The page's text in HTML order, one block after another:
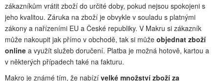
zákazníkům vrátit zboží do určité doby, pokud nejsou spokojeni s
jeho kvalitou. Záruka na zboží je obvykle v souladu s platnými
zákony a nařízeními EU a České republiky. V Makru si zákazník
může nakoupit jak přímo v obchodě, tak si může objednat zboží
online a využít služeb doručení. Platba je možná hotově, kartou a
v některých případech také na fakturu.
Makro je známé tím, že nabízí velké množství zboží za